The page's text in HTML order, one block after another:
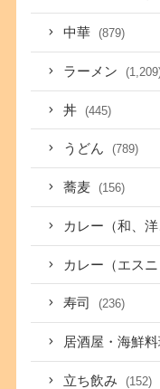
中華 (879)
ラーメン
丼 (445)
うどん (789)
蕎麦 (156)
カレー（和、洋
カレー（エスニ
寿司 (236)
居酒屋・海鮮料
立ち飲み (152)